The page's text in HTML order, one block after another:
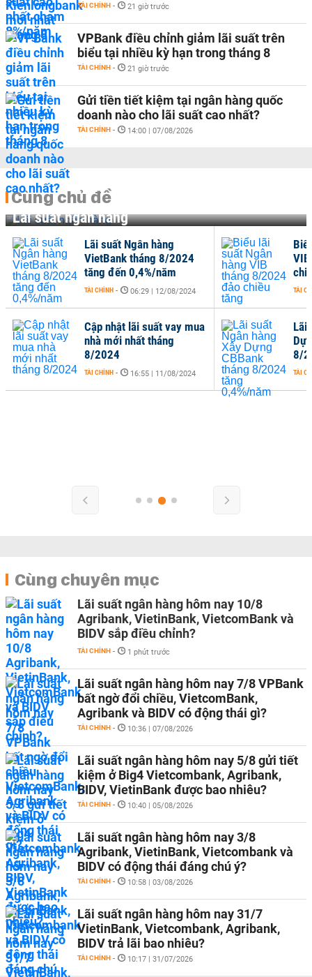
TÀI CHÍNH - 21 giờ trước
VPBank điều chỉnh giảm lãi suất trên
biểu tại nhiều kỳ hạn trong tháng 8
TÀI CHÍNH - 21 giờ trước
Gửi tiền tiết kiệm tại ngân hàng quốc
doanh nào cho lãi suất cao nhất?
TÀI CHÍNH - 14:00 | 07/08/2026
Cùng chủ đề
Lãi suất ngân hàng
Lãi
8/
TÀI
Lãi suất Ngân hàng
VietBank tháng 8/2024
tăng đến 0,4%/năm
TÀI CHÍNH - 06:29 | 12/08/2024
Cập nhật lãi suất vay mua
nhà mới nhất tháng
8/2024
TÀI CHÍNH - 16:55 | 11/08/2024
TÀI
Cùng chuyên mục
Lãi suất ngân hàng hôm nay 10/8
Agribank, VietinBank, VietcomBank và
BIDV sắp điều chỉnh?
TÀI CHÍNH - 1 phút trước
Lãi suất ngân hàng hôm nay 7/8 VPBank
bất ngờ đổi chiều, VietcomBank,
Agribank và BIDV có động thái gì?
TÀI CHÍNH - 10:36 | 07/08/2026
Lãi suất ngân hàng hôm nay 5/8 gửi tiết
kiệm ở Big4 Vietcombank, Agribank,
BIDV, VietinBank được bao nhiêu?
TÀI CHÍNH - 10:40 | 05/08/2026
Lãi suất ngân hàng hôm nay 3/8
Agribank, VietinBank, Vietcombank và
BIDV có động thái đáng chú ý?
TÀI CHÍNH - 10:58 | 03/08/2026
Lãi suất ngân hàng hôm nay 31/7
VietinBank, Vietcombank, Agribank,
BIDV trả lãi bao nhiêu?
TÀI CHÍNH - 10:17 | 31/07/2026